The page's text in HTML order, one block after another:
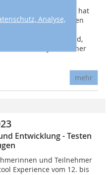
Analyse,
Festool hat
seit Oktober 2023 einen
für die
in Deutschland,
der Schweiz. Jens Graner
mehr
Entwicklung - Testen
und Teilnehmer
Experience vom 12. bis